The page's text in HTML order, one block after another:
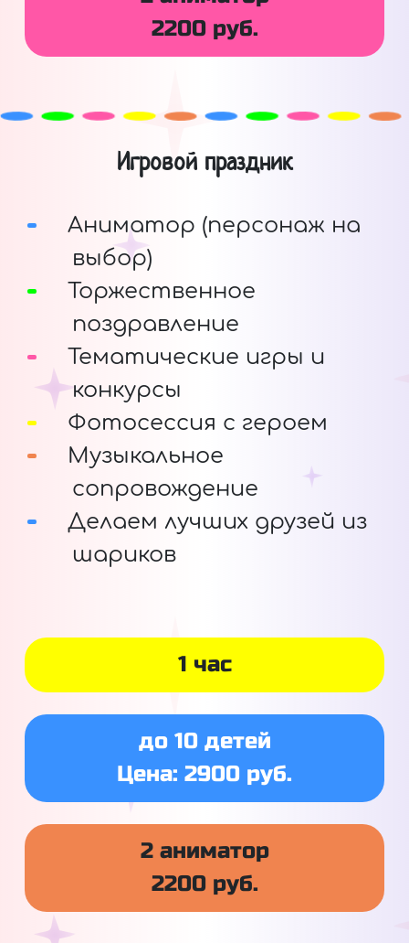
2200 руб.
Игровой праздник
Аниматор (персонаж на
выбор)
Торжественное
поздравление
Тематические игры и
конкурсы
Фотосессия с героем
Музыкальное
сопровождение
Делаем лучших друзей из
шариков
1 час
до 10 детей
Цена: 2900 руб.
2 аниматор
2200 руб.